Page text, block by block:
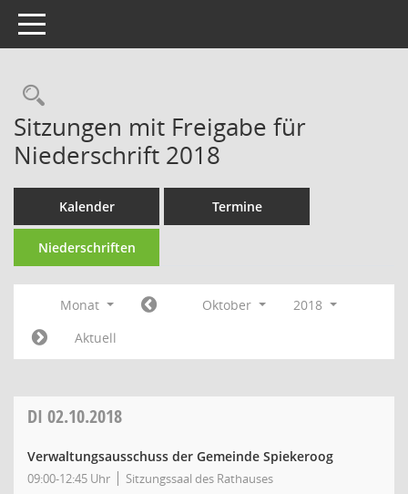
Toggle navigation
Rechercheauswahl
Sitzungen mit Freigabe für
Niederschrift 2018
Kalender Termine
Niederschriften
Monat Oktober
2018
Aktuell
DI 02.10.2018
Verwaltungsausschuss der Gemeinde Spiekeroog
09:00-12:45 Uhr Sitzungssaal des Rathauses